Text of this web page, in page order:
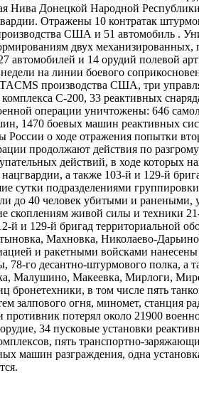
Нива Донецкой Народной
Отражены 10 контратак
США и 51 автомобиль .
двух механизированных,
и 14 орудий полевой
на линии боевого
производства США, три
С-200, 33 реактивных
операции уничтожены: 646
1470 боевых машин реактивных
России о ходе отражения попытки
продолжают действия по
действий, в ходе которых
а также 103-й и 129-й
подразделениями группировки
до 40 человек убитыми и ранеными,
скоплениям живой силы и техники
й и 129-й бригад территориальной
Махновка, Николаево-​
и ракетными войсками
го десантно-​штурмового полка, а
Малушино, Макеевка, Мирлоги,
в том числе пять
залпового огня, миномет, станция
потерял около 21900
34 пусковые установки
пять транспортно-​
машин разграждения, одна